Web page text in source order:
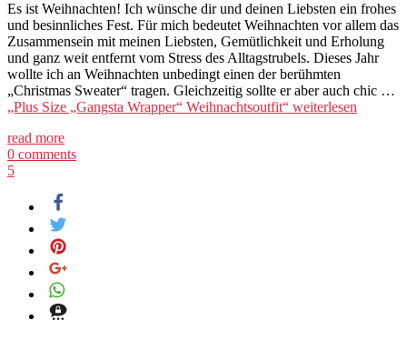
Es ist Weihnachten! Ich wünsche dir und deinen Liebsten ein frohes
und besinnliches Fest. Für mich bedeutet Weihnachten vor allem das
Zusammensein mit meinen Liebsten, Gemütlichkeit und Erholung
und ganz weit entfernt vom Stress des Alltagstrubels. Dieses Jahr
wollte ich an Weihnachten unbedingt einen der berühmten
„Christmas Sweater“ tragen. Gleichzeitig sollte er aber auch chic …
„Plus Size „Gangsta Wrapper“ Weihnachtsoutfit“ weiterlesen
read more
0 comments
5